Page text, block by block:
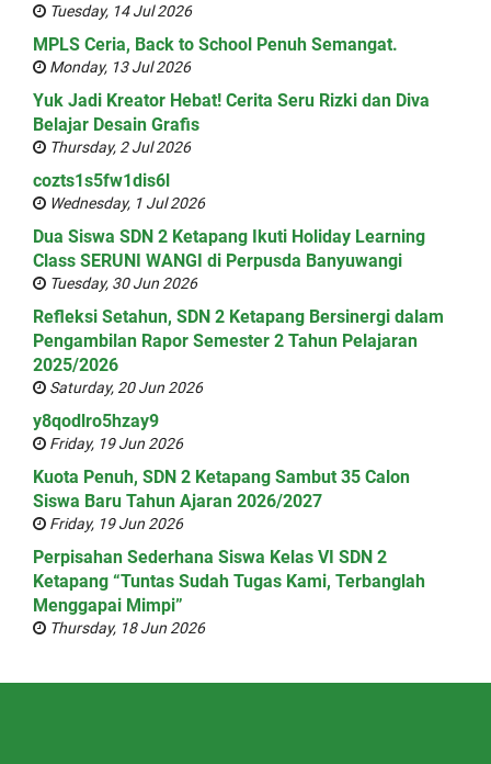
Tuesday, 14 Jul 2026
MPLS Ceria, Back to School Penuh Semangat.
Monday, 13 Jul 2026
Yuk Jadi Kreator Hebat! Cerita Seru Rizki dan Diva
Belajar Desain Grafis
Thursday, 2 Jul 2026
cozts1s5fw1dis6l
Wednesday, 1 Jul 2026
Dua Siswa SDN 2 Ketapang Ikuti Holiday Learning
Class SERUNI WANGI di Perpusda Banyuwangi
Tuesday, 30 Jun 2026
Refleksi Setahun, SDN 2 Ketapang Bersinergi dalam
Pengambilan Rapor Semester 2 Tahun Pelajaran
2025/2026
Saturday, 20 Jun 2026
y8qodlro5hzay9
Friday, 19 Jun 2026
Kuota Penuh, SDN 2 Ketapang Sambut 35 Calon
Siswa Baru Tahun Ajaran 2026/2027
Friday, 19 Jun 2026
Perpisahan Sederhana Siswa Kelas VI SDN 2
Ketapang “Tuntas Sudah Tugas Kami, Terbanglah
Menggapai Mimpi”
Thursday, 18 Jun 2026